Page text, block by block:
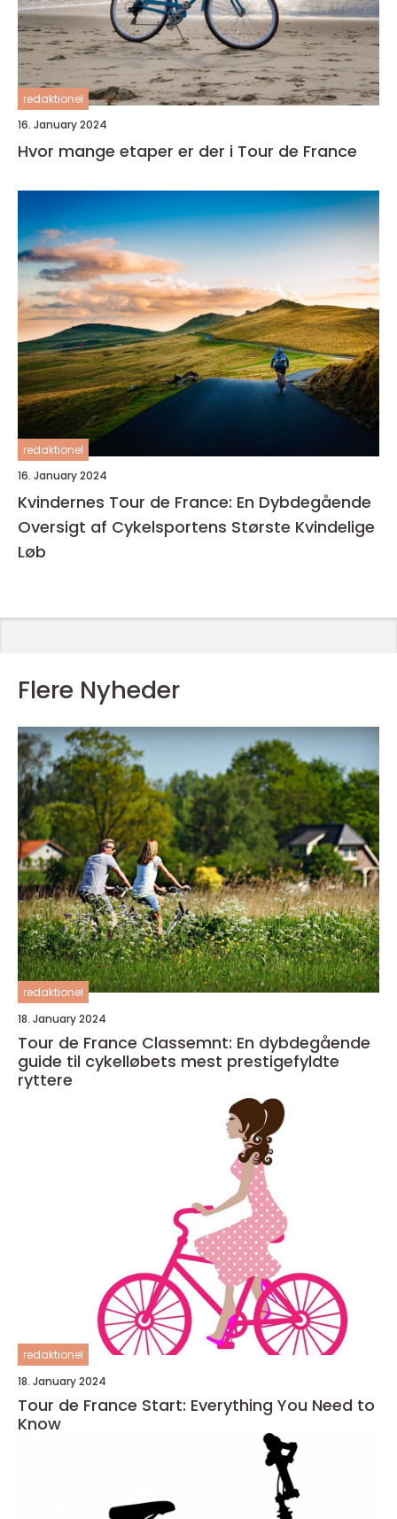
redaktionel
16. January 2024
Hvor mange etaper er der i Tour de France
redaktionel
16. January 2024
Kvindernes Tour de France: En Dybdegående
Oversigt af Cykelsportens Største Kvindelige
Løb
Flere Nyheder
redaktionel
18. January 2024
Tour de France Classemnt: En dybdegående
guide til cykelløbets mest prestigefyldte
ryttere
redaktionel
18. January 2024
Tour de France Start: Everything You Need to
Know